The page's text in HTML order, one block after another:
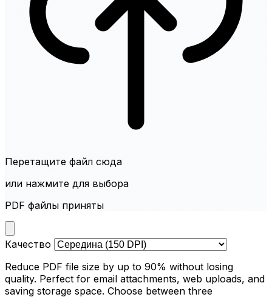
Перетащите файл сюда
или нажмите для выбора
PDF файлы приняты
Качество
Reduce PDF file size by up to 90% without losing
quality. Perfect for email attachments, web uploads, and
saving storage space. Choose between three